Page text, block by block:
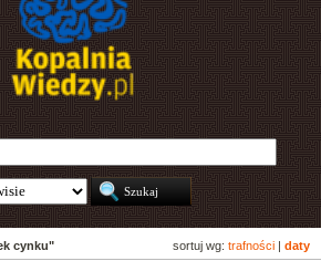
sortuj wg: trafności daty
cynku"